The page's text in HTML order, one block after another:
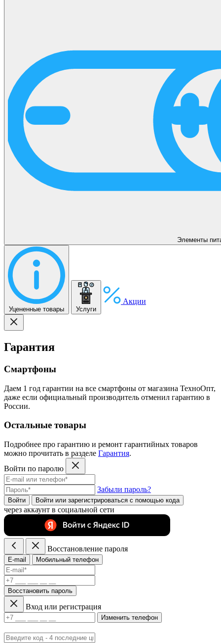
Элементы
Уцененные товары Услуги
Акции
Гарантия
Смартфоны
Даем 1 год гарантии на все смартфоны от магазина ТехноОпт,
даже если официальный производитель отменил гарантию в
России.
Остальные товары
Подробнее про гарантию и ремонт гарантийных товаров
можно прочитать в разделе Гарантия.
Войти по паролю
Забыли пароль?
Войти Войти или зарегистрироватьcя с помощью кода
через аккаунт в социальной сети
Восстановление пароля
E-mail Мобильный телефон
Восстановить пароль
Вход или регистрация
Изменить телефон